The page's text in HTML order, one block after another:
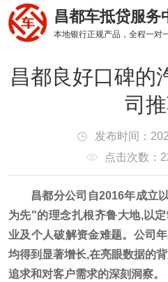
昌都车抵贷服务
本地银行正规产品，全程一对
昌都良好口碑的
司
发布时间：
点击次数：
昌都分公司自2016年成立
为先"的理念扎根齐鲁大地,以
业及个人破解资金难题。公司
均得到显著增长,在亮眼数据的
追求和对客户需求的深刻洞察。